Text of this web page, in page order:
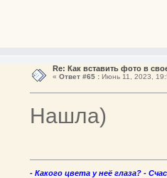
Re: Как вставить фото в
« Ответ #65 :Июнь 11, 2023,
Нашла)
- Какого цвета у неё глаза? -